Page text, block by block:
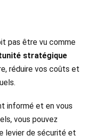
pas être vu comme
stratégique
réduire vos coûts et
informé et en vous
vous pouvez
levier de sécurité et